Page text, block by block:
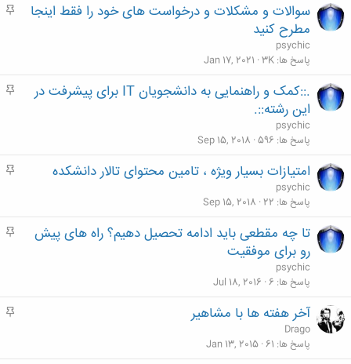
م
سوالات و مشکلات و درخواست های خود را فقط اینجا
مطرح کنید
psychic
پاسخ ها 3K
Jan 17, 2021
م
.::کمک و راهنمایی به دانشجویان IT برای پیشرفت در
این رشته::.
psychic
پاسخ ها 596
Sep 15, 2018
م
امتیازات بسیار ویژه ، تامین محتوای تالار دانشکده
psychic
پاسخ ها 22
Sep 15, 2018
م
تا چه مقطعی باید ادامه تحصیل دهیم؟ راه های پیش
رو برای موفقیت
psychic
پاسخ ها 6
Jul 18, 2016
م
آخر هفته ها با مشاهیر
Drago
پاسخ ها 61
Jan 13, 2015